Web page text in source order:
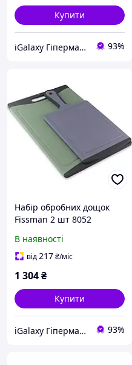
Купити
iGalaxy Гіпермаркет подарунків 93%
Набір обробних дощок
Fissman 2 шт 8052
В наявності
від217₴/міс
1 304₴
Купити
iGalaxy Гіпермаркет подарунків 93%